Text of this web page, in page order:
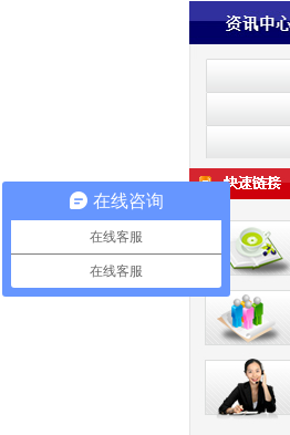
在线咨询
在线客服
在线客服